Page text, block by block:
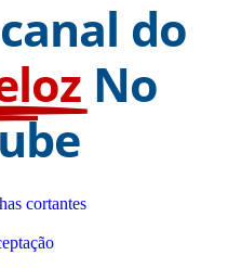
do
No
cortantes